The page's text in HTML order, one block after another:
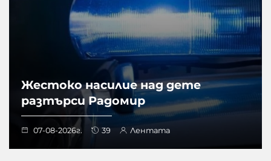
Жестоко насилие над дете
разтърси Радомир
07-08-2026г. 39 Лентата